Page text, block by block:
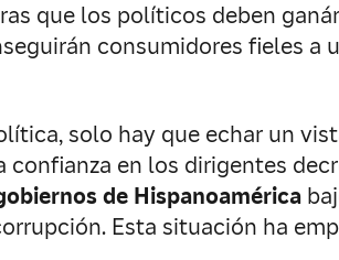
que los políticos deben
consumidores fieles a
solo hay que echar un
en los dirigentes
de Hispanoamérica
Esta situación ha